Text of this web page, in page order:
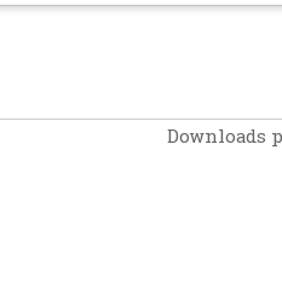
Downloads